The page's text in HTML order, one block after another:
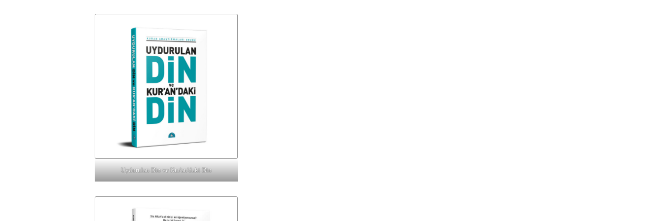
Uydurulan Din ve Kur'an'daki Din